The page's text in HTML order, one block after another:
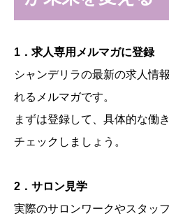
1．求人専用メルマガに登録
シャンデリラの最新の求人情
れるメルマガです。
まずは登録して、具体的な働
チェックしましょう。
2．サロン見学
実際のサロンワークやスタッ